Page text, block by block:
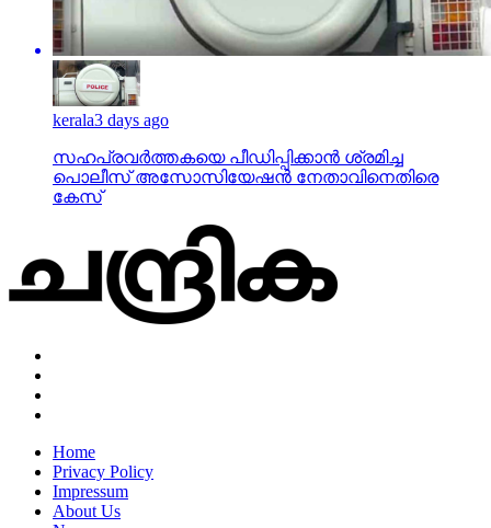
kerala3 days ago
സഹപ്രവര്‍ത്തകയെ പീഡിപ്പിക്കാന്‍ ശ്രമിച്ച
പൊലീസ് അസോസിയേഷന്‍ നേതാവിനെതിരെ
കേസ്
Home
Privacy Policy
Impressum
About Us